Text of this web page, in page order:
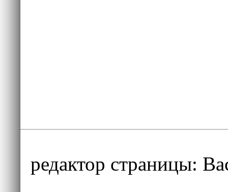
редактор страницы: